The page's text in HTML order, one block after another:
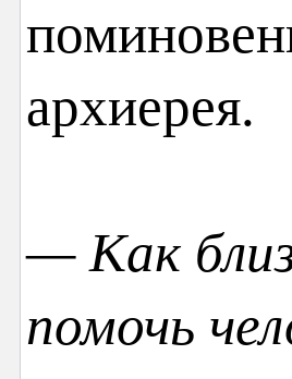
архиерея.
— Как
помочь